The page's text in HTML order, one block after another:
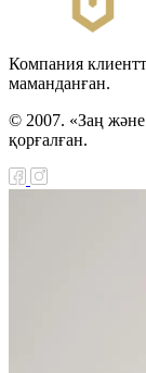
Компания
маманданған.
© 2007. «Заң
қорғалған.